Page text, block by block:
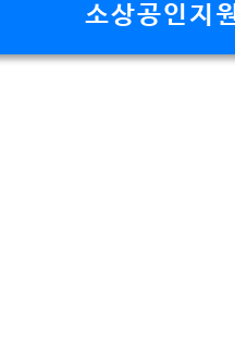
소상공인지